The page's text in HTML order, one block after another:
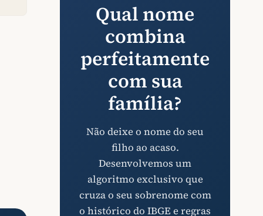
Qual nome
combina
perfeitamente
com sua
família?
Não deixe o nome do seu
filho ao acaso.
Desenvolvemos um
algoritmo exclusivo que
cruza o seu sobrenome com
o histórico do IBGE e regras